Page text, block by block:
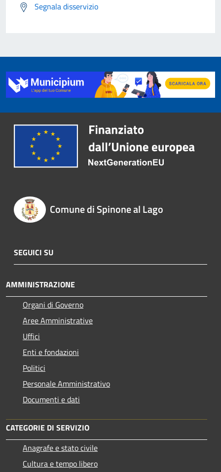
Segnala disservizio
Comune di Spinone al Lago
SEGUICI SU
AMMINISTRAZIONE
Organi di Governo
Aree Amministrative
Uffici
Enti e fondazioni
Politici
Personale Amministrativo
Documenti e dati
CATEGORIE DI SERVIZIO
Anagrafe e stato civile
Cultura e tempo libero